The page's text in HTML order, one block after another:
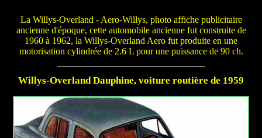
La Willys-Overland - Aero-Willys, photo affiche publicitaire
ancienne d'époque, cette automobile ancienne fut construite de
1960 à 1962, la Willys-Overland Aero fut produite en une
motorisation cylindrée de 2.6 L pour une puissance de 90 ch.
Willys-Overland Dauphine, voiture routière de 1959